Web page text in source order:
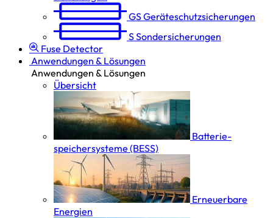
GSGeräteschutz­sicherungen
SSondersicherungen
Fuse Detector
Anwendungen & Lösungen
Anwendungen & Lösungen
Übersicht
Batterie­
speicher­systeme (BESS)
Erneuerbare
Energien